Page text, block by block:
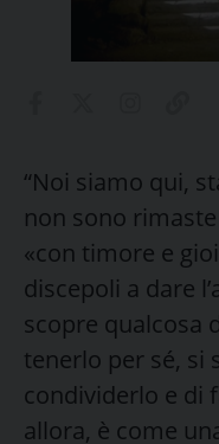
“Noi siamo qui,
non sono
«con timore e
discepoli a dare
scopre qualcosa
tenerlo per sé, si
condividerlo e di
allora, è come